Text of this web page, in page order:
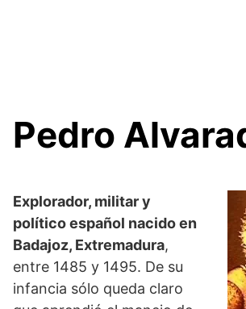
Pedro
Explorador, militar y
político español nacido en
Badajoz, Extremadura,
entre 1485 y 1495. De su
infancia sólo queda claro